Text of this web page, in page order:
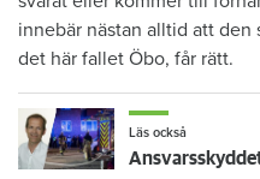
innebär nästan alltid att den
det här fallet Öbo, får rätt.
Läs också